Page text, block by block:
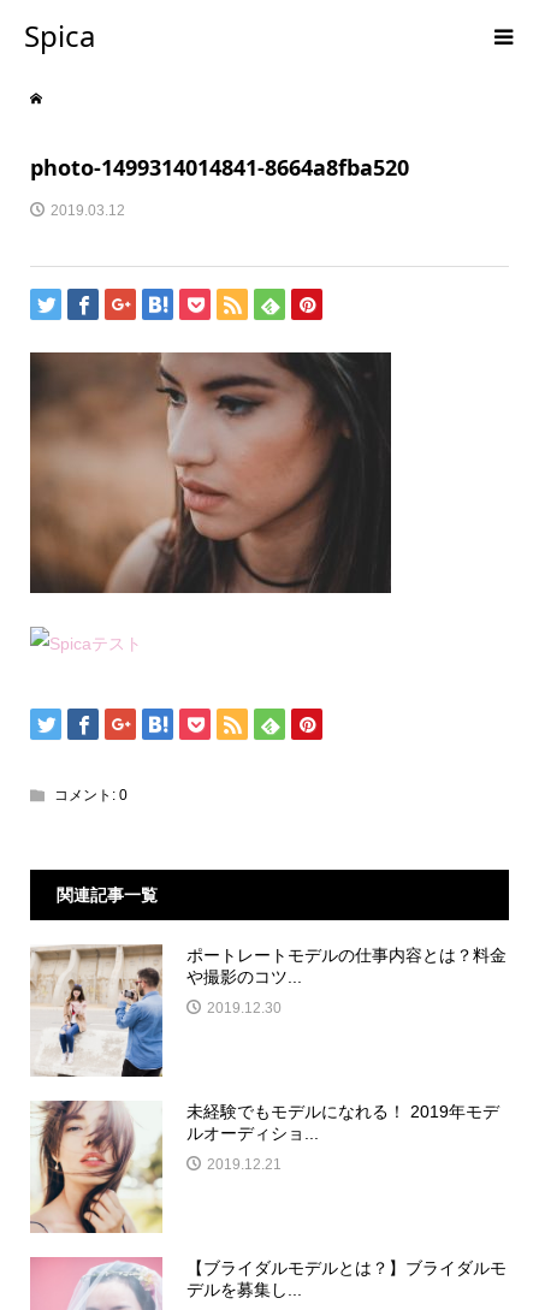
Spica
photo-1499314014841-8664a8fba520
2019.03.12
コメント: 0
関連記事一覧
ポートレートモデルの仕事内容とは？料金
や撮影のコツ...
2019.12.30
未経験でもモデルになれる！ 2019年モデ
ルオーディショ...
2019.12.21
【ブライダルモデルとは？】ブライダルモ
デルを募集し...